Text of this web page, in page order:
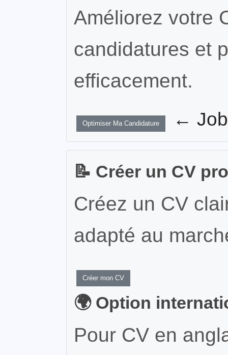
Améliorez votre
candidatures et
efficacement.
Optimiser Ma Candidature ←
📝 Créer un CV
Créez un CV
adapté au
Créer mon CV
🌍 Option
Pour CV en